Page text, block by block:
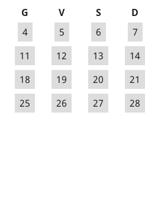
G V S
D
4 5 6
7
11 12 13
14
18 19 20
21
25 26 27
28